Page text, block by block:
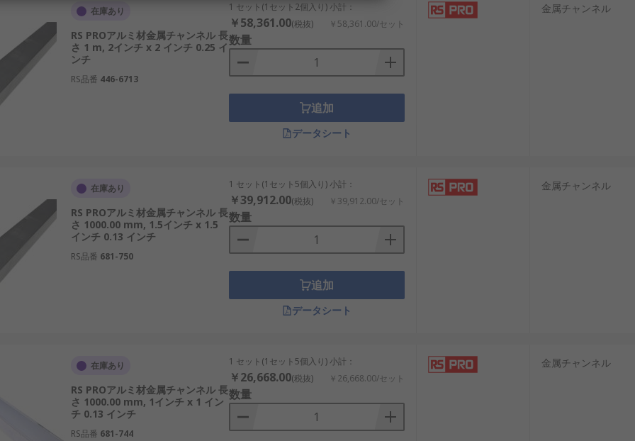
在庫あり
RS PROアルミ材金属チャンネル 長
さ 1 m, 2インチ x 2 インチ 0.25 イ
ンチ
RS品番 446-6713
1 セット(1セット2個入り) 小計：
￥58,361.00(税抜) ￥58,361.00/セット
数量
追加
データシート
金属チャンネル
在庫あり
RS PROアルミ材金属チャンネル 長
さ 1000.00 mm, 1.5インチ x 1.5
インチ 0.13 インチ
RS品番 681-750
1 セット(1セット5個入り) 小計：
￥39,912.00(税抜) ￥39,912.00/セット
数量
追加
データシート
金属チャンネル
在庫あり
RS PROアルミ材金属チャンネル 長
さ 1000.00 mm, 1インチ x 1 イン
チ 0.13 インチ
RS品番 681-744
1 セット(1セット5個入り) 小計：
￥26,668.00(税抜) ￥26,668.00/セット
数量
金属チャンネル